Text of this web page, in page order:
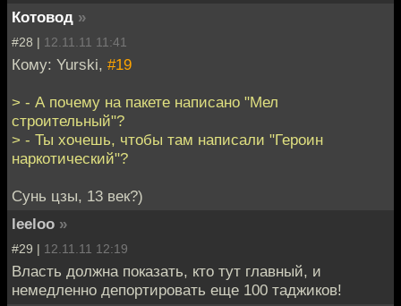
Котовод »
#28 | 12.11.11 11:41
Кому: Yurski, #19
> - А почему на пакете написано "Мел
строительный"?
> - Ты хочешь, чтобы там написали "Героин
наркотический"?
Сунь цзы, 13 век?)
leeloo »
#29 | 12.11.11 12:19
Власть должна показать, кто тут главный, и
немедленно депортировать еще 100 таджиков!